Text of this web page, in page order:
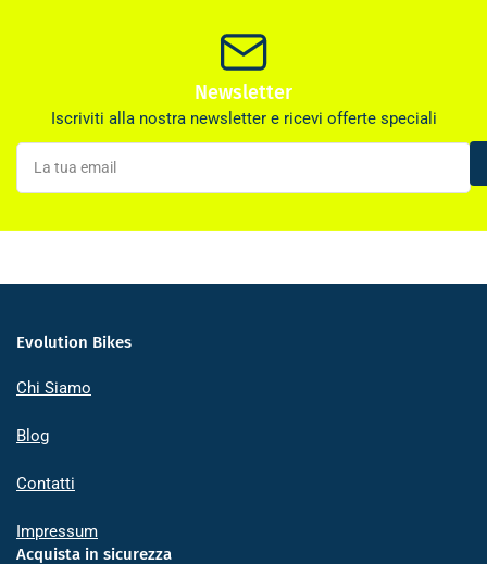
Newsletter
Iscriviti alla nostra newsletter e ricevi offerte speciali
La
tua
email
Evolution Bikes
Chi Siamo
Blog
Contatti
Impressum
Acquista in sicurezza